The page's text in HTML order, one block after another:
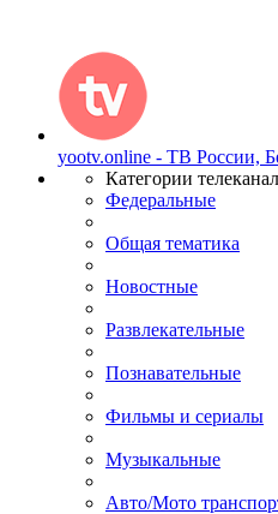
yootv.online - ТВ России,
Категории
Федеральные
Общая тематика
Новостные
Развлекательные
Познавательные
Фильмы и сериалы
Музыкальные
Авто/Мото